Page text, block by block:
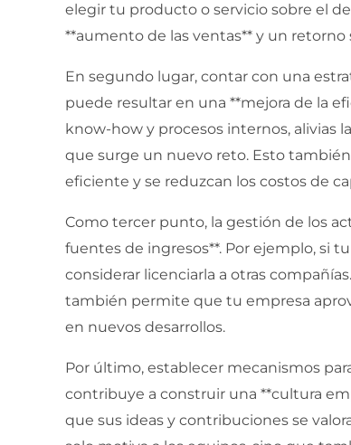
elegir tu producto o servicio sobre el
**aumento de las ventas** y un retorno
En segundo lugar, contar con una
puede resultar en una **mejora de la
know-how y procesos internos, alivias
que surge un nuevo reto. Esto
eficiente y se reduzcan los costos de
Como tercer punto, la gestión de los
fuentes de ingresos**. Por ejemplo, si
considerar licenciarla a otras
también permite que tu empresa
en nuevos desarrollos.
Por último, establecer mecanismos
contribuye a construir una **cultura
que sus ideas y contribuciones se